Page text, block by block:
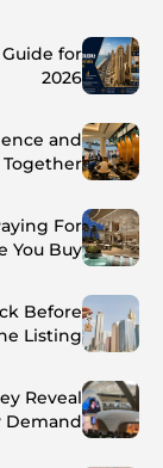
Guide for
2026
and
Together
For
You Buy
Before
Listing
Reveal
Demand